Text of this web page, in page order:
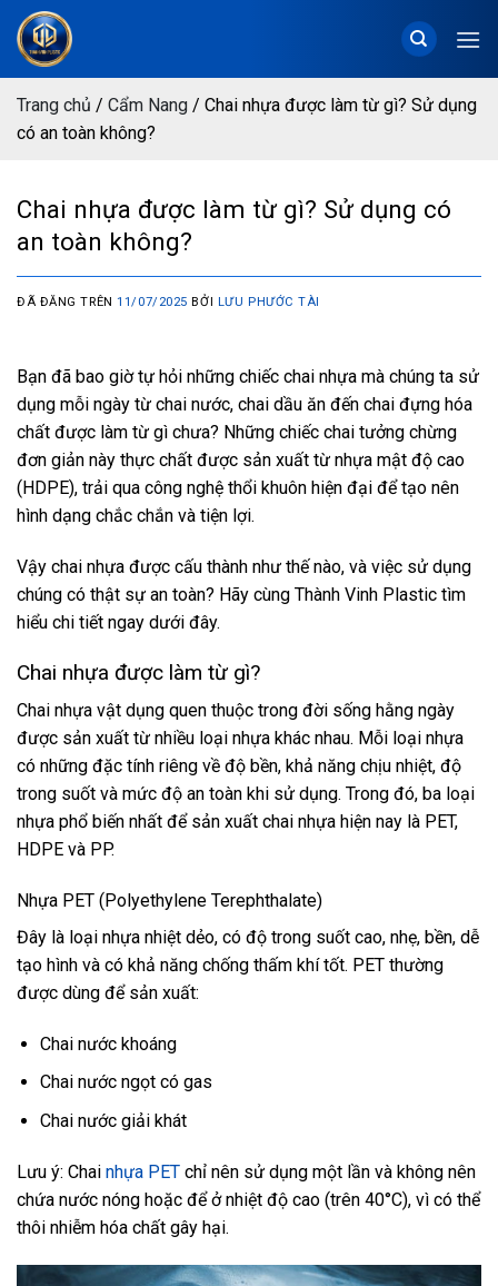
Chuyển
đến
dungTrang chủ / Cẩm Nang / Chai nhựa được làm từ gì? Sử dụng
có an toàn không?
Chai nhựa được làm từ gì? Sử dụng có
an toàn không?
ĐÃ ĐĂNG TRÊN11/07/2025 BỞI LƯU PHƯỚC TÀI
Bạn đã bao giờ tự hỏi những chiếc chai nhựa mà chúng ta sử
dụng mỗi ngày từ chai nước, chai dầu ăn đến chai đựng hóa
chất được làm từ gì chưa? Những chiếc chai tưởng chừng
đơn giản này thực chất được sản xuất từ nhựa mật độ cao
(HDPE), trải qua công nghệ thổi khuôn hiện đại để tạo nên
hình dạng chắc chắn và tiện lợi.
Vậy chai nhựa được cấu thành như thế nào, và việc sử dụng
chúng có thật sự an toàn? Hãy cùng Thành Vinh Plastic tìm
hiểu chi tiết ngay dưới đây.
Chai nhựa được làm từ gì?
Chai nhựa vật dụng quen thuộc trong đời sống hằng ngày
được sản xuất từ nhiều loại nhựa khác nhau. Mỗi loại nhựa
có những đặc tính riêng về độ bền, khả năng chịu nhiệt, độ
trong suốt và mức độ an toàn khi sử dụng. Trong đó, ba loại
nhựa phổ biến nhất để sản xuất chai nhựa hiện nay là PET,
HDPE và PP.
Nhựa PET (Polyethylene Terephthalate)
Đây là loại nhựa nhiệt dẻo, có độ trong suốt cao, nhẹ, bền, dễ
tạo hình và có khả năng chống thấm khí tốt. PET thường
được dùng để sản xuất:
Chai nước khoáng
Chai nước ngọt có gas
Chai nước giải khát
Lưu ý: Chai nhựa PET chỉ nên sử dụng một lần và không nên
chứa nước nóng hoặc để ở nhiệt độ cao (trên 40°C), vì có thể
thôi nhiễm hóa chất gây hại.